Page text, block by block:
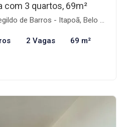
com 3 quartos, 69m²
Barros - Itapoã, Belo Horizonte-MG
2 Vagas 69 m²